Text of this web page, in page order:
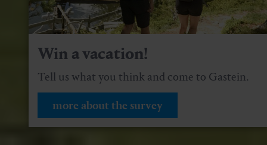
Win a vacation!
Tell us what you think and come to Gastein.
more about the survey